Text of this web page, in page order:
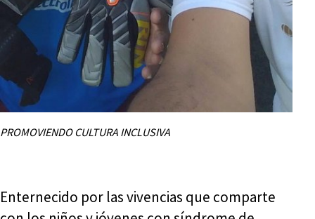
PROMOVIENDO CULTURA INCLUSIVA
Enternecido por las vivencias que comparte